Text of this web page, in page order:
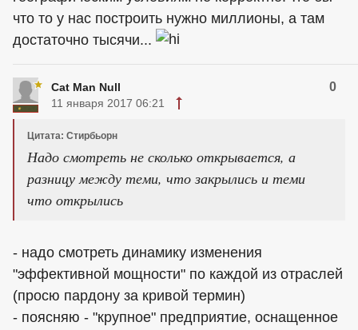
что то у нас построить нужно миллионы, а там
достаточно тысячи...
Cat Man Null 0
11 января 2017 06:21
Цитата: Стирбьорн
Надо смотреть не сколько открывается, а
разницу между теми, что закрылись и теми
что открылись
- надо смотреть динамику изменения
"эффективной мощности" по каждой из отраслей
(просю пардону за кривой термин)
- поясняю - "крупное" предприятие, оснащенное